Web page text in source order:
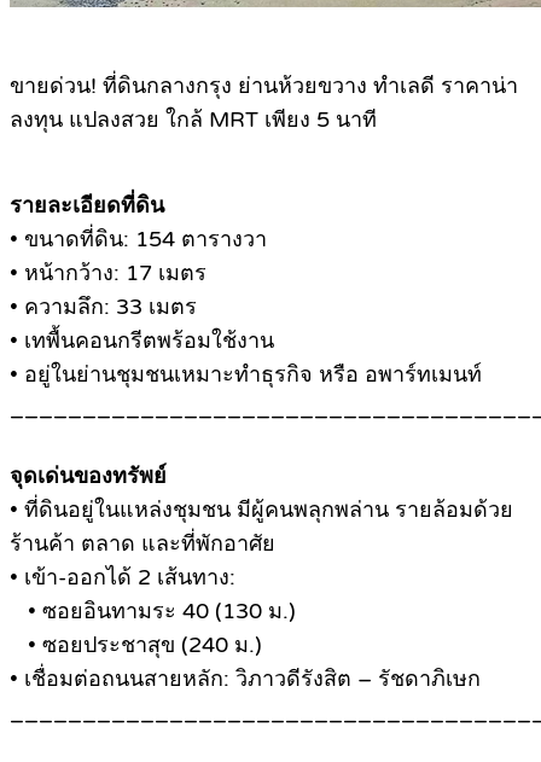
ขายด่วน! ที่ดินกลางกรุง ย่านห้วยขวาง ทำเลดี ราคาน่า
ลงทุน แปลงสวย ใกล้ MRT เพียง 5 นาที
รายละเอียดที่ดิน
• ขนาดที่ดิน: 154 ตารางวา
• หน้ากว้าง: 17 เมตร
• ความลึก: 33 เมตร
• เทพื้นคอนกรีตพร้อมใช้งาน
• อยู่ในย่านชุมชนเหมาะทำธุรกิจ หรือ อพาร์ทเมนท์
จุดเด่นของทรัพย์
• ที่ดินอยู่ในแหล่งชุมชน มีผู้คนพลุกพล่าน รายล้อมด้วย
ร้านค้า ตลาด และที่พักอาศัย
• เข้า-ออกได้ 2 เส้นทาง:
• ซอยอินทามระ 40 (130 ม.)
• ซอยประชาสุข (240 ม.)
• เชื่อมต่อถนนสายหลัก: วิภาวดีรังสิต – รัชดาภิเษก